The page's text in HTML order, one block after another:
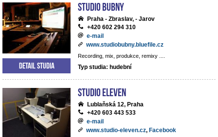
Studio BUBNY
Praha - Zbraslav, - Jarov
+420 602 294 310
e-mail
www.studiobubny.bluefile.cz
Recording, mix, produkce, remixy ....
Typ studia: hudební
Detail studia
Studio Eleven
Lublaňská 12, Praha
+420 603 443 533
e-mail
www.studio-eleven.cz, Facebook